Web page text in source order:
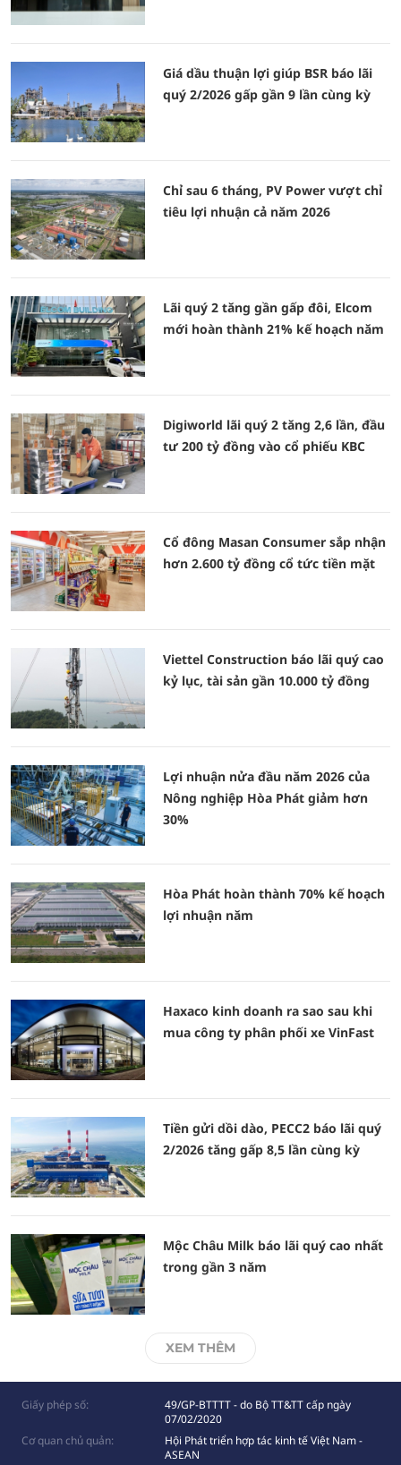
Giá dầu thuận lợi giúp BSR báo lãi
quý 2/2026 gấp gần 9 lần cùng kỳ
Chỉ sau 6 tháng, PV Power vượt chỉ
tiêu lợi nhuận cả năm 2026
Lãi quý 2 tăng gần gấp đôi, Elcom
mới hoàn thành 21% kế hoạch năm
Digiworld lãi quý 2 tăng 2,6 lần, đầu
tư 200 tỷ đồng vào cổ phiếu KBC
Cổ đông Masan Consumer sắp nhận
hơn 2.600 tỷ đồng cổ tức tiền mặt
Viettel Construction báo lãi quý cao
kỷ lục, tài sản gần 10.000 tỷ đồng
Lợi nhuận nửa đầu năm 2026 của
Nông nghiệp Hòa Phát giảm hơn
30%
Hòa Phát hoàn thành 70% kế hoạch
lợi nhuận năm
Haxaco kinh doanh ra sao sau khi
mua công ty phân phối xe VinFast
Tiền gửi dồi dào, PECC2 báo lãi quý
2/2026 tăng gấp 8,5 lần cùng kỳ
Mộc Châu Milk báo lãi quý cao nhất
trong gần 3 năm
XEM THÊM
Giấy phép số:
49/GP-BTTTT - do Bộ TT&TT cấp ngày
07/02/2020
Cơ quan chủ quản:
Hội Phát triển hợp tác kinh tế Việt Nam -
ASEAN